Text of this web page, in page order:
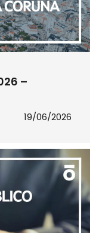
–
19/06/2026